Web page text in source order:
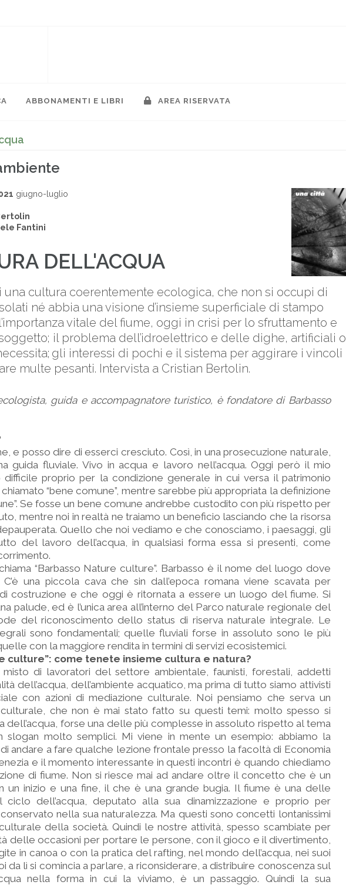
ABBONAMENTI E LIBRI AREA RISERVATA
giugno-luglio
Fantini
DELL'ACQUA
una cultura coerentemente ecologica, che non si occupi di
né abbia una visione d’insieme superficiale di stampo
vitale del fiume, oggi in crisi per lo sfruttamento e
soggetto; il problema dell’idroelettrico e delle dighe, artificiali o
gli interessi di pochi e il sistema per aggirare i vincoli
multe pesanti. Intervista a Cristian Bertolin.
guida e accompagnatore turistico, è fondatore di Barbasso
e posso dire di esserci cresciuto. Così, in una prosecuzione naturale,
guida fluviale. Vivo in acqua e lavoro nell’acqua. Oggi però il mio
proprio per la condizione generale in cui versa il patrimonio
“bene comune”, mentre sarebbe più appropriata la definizione
Se fosse un bene comune andrebbe custodito con più rispetto per
mentre noi in realtà ne traiamo un beneficio lasciando che la risorsa
Quello che noi vediamo e che conosciamo, i paesaggi, gli
del lavoro dell’acqua, in qualsiasi forma essa si presenti, come
“Barbasso Nature culture”. Barbasso è il nome del luogo dove
una piccola cava che sin dall’epoca romana viene scavata per
costruzione e che oggi è ritornata a essere un luogo del fiume. Si
palude, ed è l’unica area all’interno del Parco naturale regionale del
del riconoscimento dello status di riserva naturale integrale. Le
sono fondamentali; quelle fluviali forse in assoluto sono le più
con la maggiore rendita in termini di servizi ecosistemici.
culture”: come tenete insieme cultura e natura?
di lavoratori del settore ambientale, faunisti, forestali, addetti
dell’acqua, dell’ambiente acquatico, ma prima di tutto siamo attivisti
con azioni di mediazione culturale. Noi pensiamo che serva un
che non è mai stato fatto su questi temi: molto spesso si
dell’acqua, forse una delle più complesse in assoluto rispetto al tema
slogan molto semplici. Mi viene in mente un esempio: abbiamo la
andare a fare qualche lezione frontale presso la facoltà di Economia
e il momento interessante in questi incontri è quando chiediamo
di fiume. Non si riesce mai ad andare oltre il concetto che è un
un inizio e una fine, il che è una grande bugia. Il fiume è una delle
ciclo dell’acqua, deputato alla sua dinamizzazione e proprio per
nella sua naturalezza. Ma questi sono concetti lontanissimi
della società. Quindi le nostre attività, spesso scambiate per
delle occasioni per portare le persone, con il gioco e il divertimento,
in canoa o con la pratica del rafting, nel mondo dell’acqua, nei suoi
da lì si comincia a parlare, a riconsiderare, a distribuire conoscenza sul
nella forma in cui la viviamo, è un passaggio. Quindi la sua